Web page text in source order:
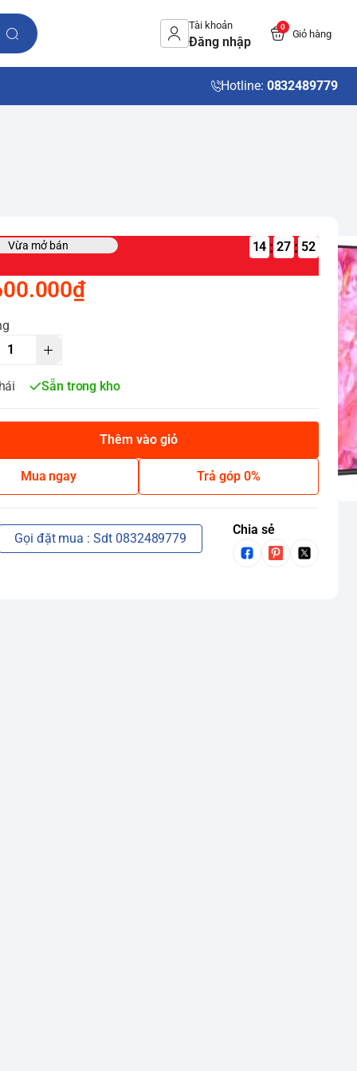
Tài khoản
Đăng nhập
0
Giỏ hàng
Hotline: 0832489779
Vừa mở bán 14 : :
Sẵn trong kho
Thêm vào giỏ
Mua ngay Trả góp 0%
Gọi đặt mua : Sdt 0832489779
Chia sẻ